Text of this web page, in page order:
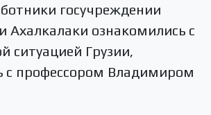
госучреждении
Ахалкалаки ознакомились c
ситуацией Грузии,
с профессором Владимиром